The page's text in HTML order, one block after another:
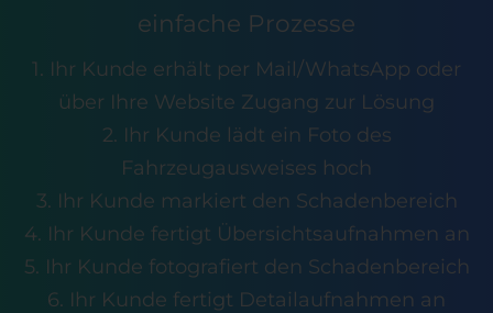
einfache Prozesse
1. Ihr Kunde erhält per Mail/WhatsApp oder
über Ihre Website Zugang zur Lösung
2. Ihr Kunde lädt ein Foto des
Fahrzeugausweises hoch
3. Ihr Kunde markiert den Schadenbereich
4. Ihr Kunde fertigt Übersichtsaufnahmen an
5. Ihr Kunde fotografiert den Schadenbereich
6. Ihr Kunde fertigt Detailaufnahmen an